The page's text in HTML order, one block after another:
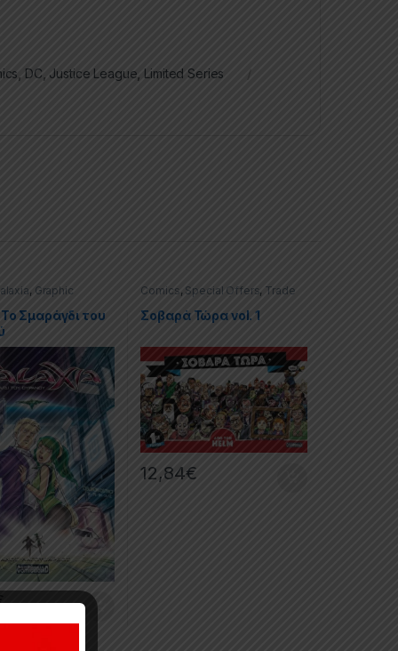
DC Justice League Limited Series
, Graphic
Offers
Σμαράγδι του
Comics , Special Offers , Trade
Paperbacks (TPs)
Σοβαρά Τώρα vol. 1
12,84€